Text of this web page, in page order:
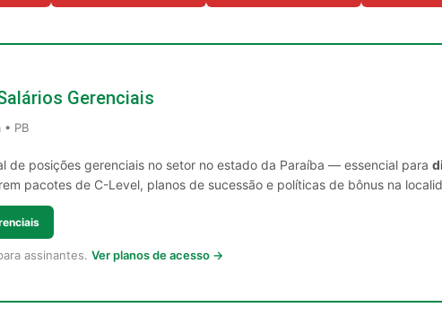
Gerenciais
PB
de posições gerenciais no setor no estado da Paraíba — essencial para
pacotes de C-Level, planos de sucessão e políticas de bônus na
assinantes. Ver planos de acesso →